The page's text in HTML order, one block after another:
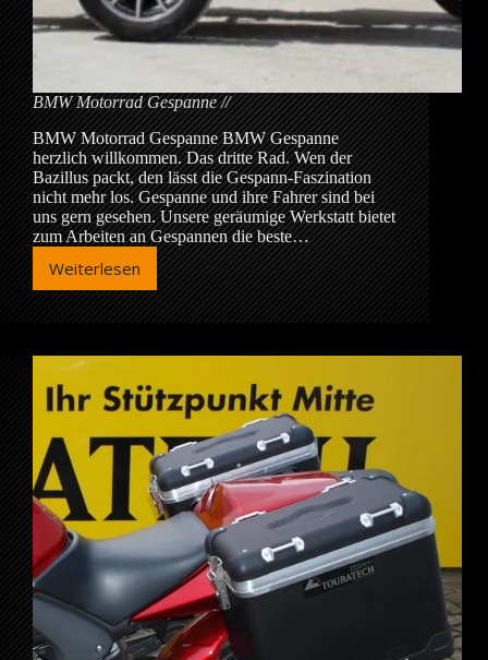
BMW Motorrad Gespanne
BMW Motorrad Gespanne BMW Gespanne
herzlich willkommen. Das dritte Rad. Wen der
Bazillus packt, den lässt die Gespann-Faszination
nicht mehr los. Gespanne und ihre Fahrer sind bei
uns gern gesehen. Unsere geräumige Werkstatt bietet
zum Arbeiten an Gespannen die beste…
Weiterlesen
BMW
Motorrad
Gespanne